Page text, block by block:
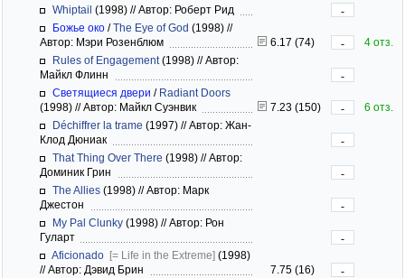
Whiptail (1998) //Автор: Роберт Рид
-
Божье око /The Eye of God (1998) //
Автор: Мэри Розенблюм
6.17 (74) -
4 отз.
Rules of Engagement(1998) //Автор:
Майкл Флинн
-
Светящиеся двери / Radiant Doors
(1998) //Автор: Майкл Суэнвик 7.23 (150) -
6 отз.
Déchiffrer la trame (1997) //Автор: Жан-
Клод Дюниак
-
That Thing Over There (1998) //Автор:
Доминик Грин
-
The Allies (1998) //Автор: Марк
Джестон
-
My Pal Clunky (1998) //Автор: Рон
Гуларт
-
Aficionado [= Life in the Extreme] (1998)
//Автор: Дэвид Брин 7.75 (16)
-